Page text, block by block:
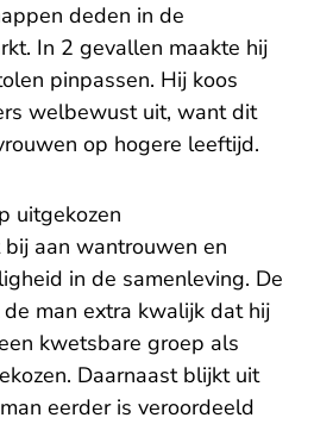
deden in de
In 2 gevallen maakte hij
pinpassen. Hij koos
welbewust uit, want dit
op hogere leeftijd.
uitgekozen
aan wantrouwen en
in de samenleving. De
man extra kwalijk dat hij
kwetsbare groep als
Daarnaast blijkt uit
eerder is veroordeeld